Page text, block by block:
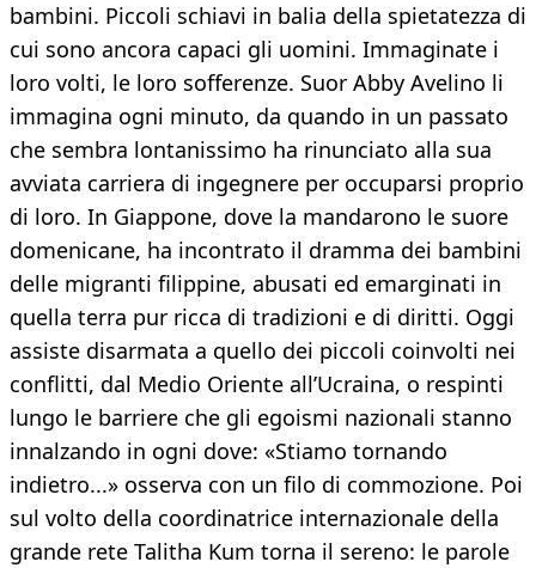
bambini. Piccoli schiavi in balia della spietatezza di
cui sono ancora capaci gli uomini. Immaginate i
loro volti, le loro sofferenze. Suor Abby Avelino li
immagina ogni minuto, da quando in un passato
che sembra lontanissimo ha rinunciato alla sua
avviata carriera di ingegnere per occuparsi proprio
di loro. In Giappone, dove la mandarono le suore
domenicane, ha incontrato il dramma dei bambini
delle migranti filippine, abusati ed emarginati in
quella terra pur ricca di tradizioni e di diritti. Oggi
assiste disarmata a quello dei piccoli coinvolti nei
conflitti, dal Medio Oriente all’Ucraina, o respinti
lungo le barriere che gli egoismi nazionali stanno
innalzando in ogni dove: «Stiamo tornando
indietro...» osserva con un filo di commozione. Poi
sul volto della coordinatrice internazionale della
grande rete Talitha Kum torna il sereno: le parole